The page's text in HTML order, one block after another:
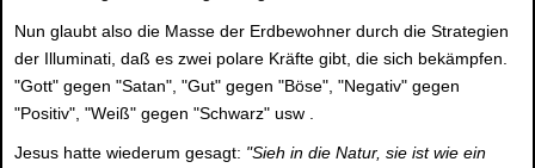
Nun glaubt also die Masse der Erdbewohner durch die Strategien
der Illuminati, daß es zwei polare Kräfte gibt, die sich bekämpfen.
"Gott" gegen "Satan", "Gut" gegen "Böse", "Negativ" gegen
"Positiv", "Weiß" gegen "Schwarz" usw .
Jesus hatte wiederum gesagt: "Sieh in die Natur, sie ist wie ein